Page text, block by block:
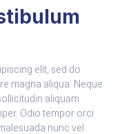
elit, sed do
magna aliqua. Neque
aliquam
Odio tempor orci
nunc vel